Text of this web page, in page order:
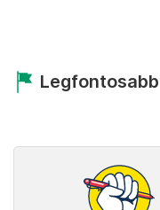
Legfontosabb